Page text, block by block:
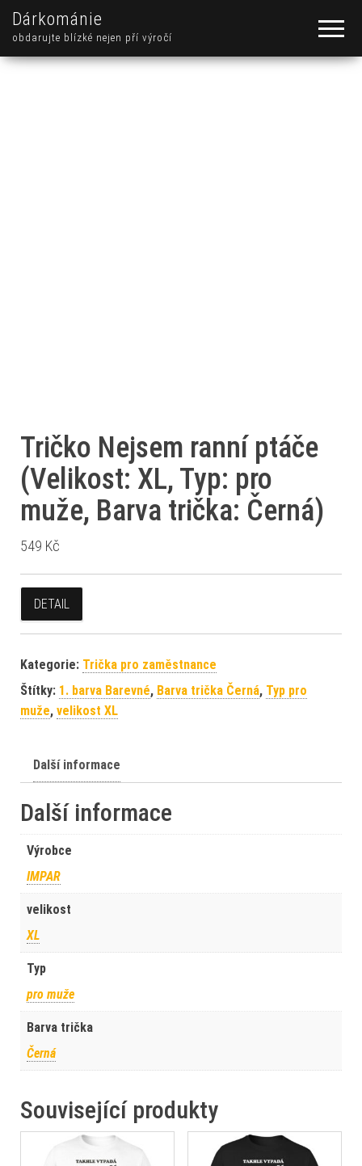
Dárkománie
obdarujte blízké nejen pří výročí
Tričko Nejsem ranní ptáče
(Velikost: XL, Typ: pro
muže, Barva trička: Černá)
549 Kč
DETAIL
Kategorie: Trička pro zaměstnance
Štítky: 1. barva Barevné, Barva trička Černá, Typ pro
muže, velikost XL
Další informace
Další informace
Výrobce
IMPAR
velikost
XL
Typ
pro muže
Barva trička
Černá
Související produkty